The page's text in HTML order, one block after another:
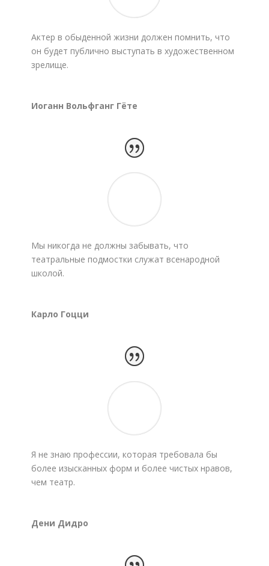
Актер в обыденной жизни должен помнить, что
он будет публично выступать в художественном
зрелище.
Иоганн Вольфганг Гёте
Мы никогда не должны забывать, что
театральные подмостки служат всенародной
школой.
Карло Гоцци
Я не знаю профессии, которая требовала бы
более изысканных форм и более чистых нравов,
чем театр.
Дени Дидро